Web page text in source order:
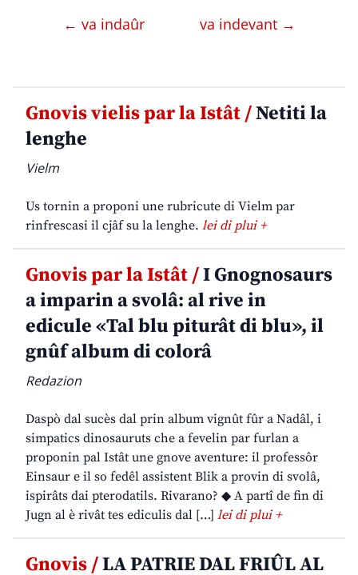
← va indaûr va indevant →
Gnovis vielis par la Istât /Netiti la
lenghe
Vielm
Us tornin a proponi une rubricute di Vielm par
rinfrescasi il cjâf su la lenghe. lei di plui +
Gnovis par la Istât /I Gnognosaurs
a imparin a svolâ: al rive in
edicule «Tal blu piturât di blu», il
gnûf album di colorâ
Redazion
Daspò dal sucès dal prin album vignût fûr a Nadâl, i
simpatics dinosauruts che a fevelin par furlan a
proponin pal Istât une gnove aventure: il professôr
Einsaur e il so fedêl assistent Blik a provin di svolâ,
ispirâts dai pterodatils. Rivarano? ◆ A partî de fin di
Jugn al è rivât tes ediculis dal […] lei di plui +
Gnovis /LA PATRIE DAL FRIÛL AL